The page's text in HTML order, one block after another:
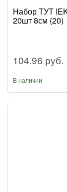
Набор ТУТ
20шт 8см (20)
104.96 руб.
В наличии